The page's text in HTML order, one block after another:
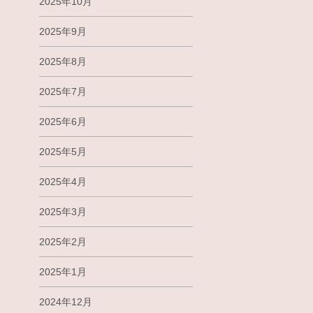
2025年9月
2025年8月
2025年7月
2025年6月
2025年5月
2025年4月
2025年3月
2025年2月
2025年1月
2024年12月